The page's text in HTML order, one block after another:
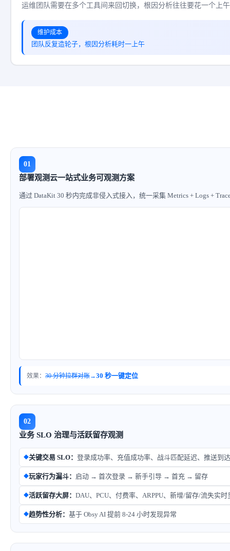
运维团队需要在多个工具间来回切换，根因分析往往要花一个上
维护成本
团队反复造轮子，根因分析耗时一上午
01
部署观测云一站式业务可观测方案
通过 DataKit 30 秒内完成非侵入式接入，统一采集 Metrics + Logs +
效果： 30 分钟拉群对账→30 秒一键定位
02
业务 SLO 治理与活跃留存观测
◆关键交易 SLO： 登录成功率、充值成功率、战斗匹配延迟、推送到
◆玩家行为漏斗： 启动 → 首次登录 → 新手引导 → 首充 → 留存
◆活跃留存大屏： DAU、PCU、付费率、ARPPU、新增/留存/流失实时
◆趋势性分析： 基于 Obsy AI 提前 8-24 小时发现异常